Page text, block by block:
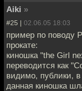
Aiki »
#25 | 02.06.05 18:03
пример по поводу
прокате:
киношка "the Girl
переводится как
видимо, публики,
данная киношка